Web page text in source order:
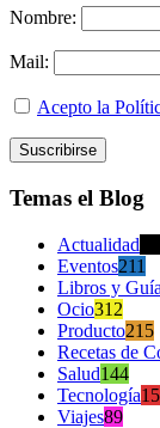
Nombre:
Mail:
Acepto la
Temas el Blog
Actualidad
Eventos211
Libros y
Ocio312
Producto215
Recetas de
Salud144
Tecnología
Viajes89